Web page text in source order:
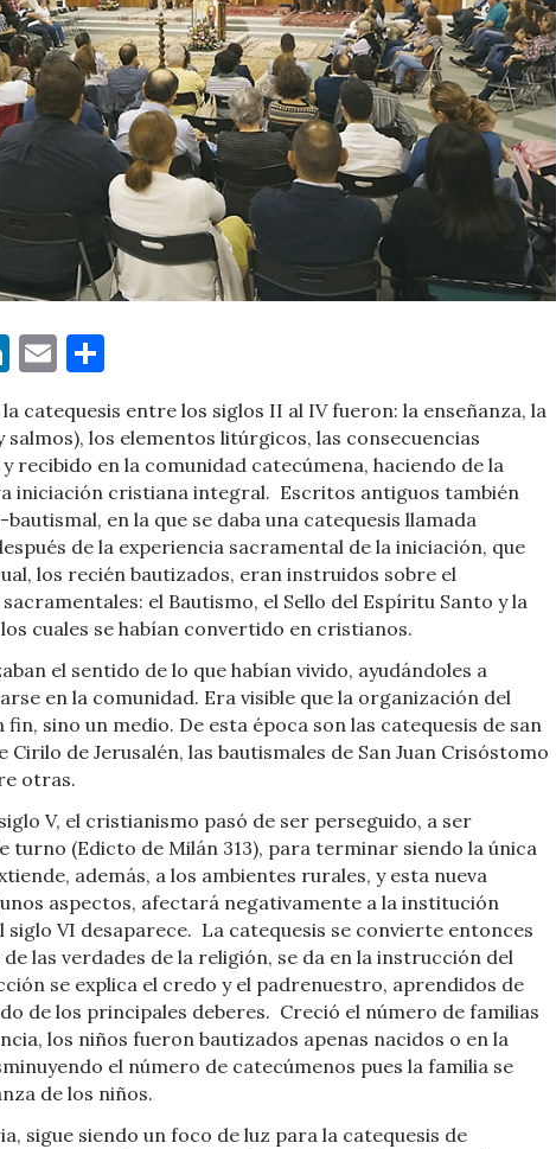
LinkedIn
Email
catequesis entre los siglos II al IV fueron: la enseñanza, la
los elementos litúrgicos, las consecuencias
recibido en la comunidad catecúmena, haciendo de la
iniciación cristiana integral. Escritos antiguos también
en la que se daba una catequesis llamada
de la experiencia sacramental de la iniciación, que
los recién bautizados, eran instruidos sobre el
el Bautismo, el Sello del Espíritu Santo y la
cuales se habían convertido en cristianos.
el sentido de lo que habían vivido, ayudándoles a
en la comunidad. Era visible que la organización del
sino un medio. De esta época son las catequesis de san
Cirilo de Jerusalén, las bautismales de San Juan Crisóstomo
otras.
V, el cristianismo pasó de ser perseguido, a ser
turno (Edicto de Milán 313), para terminar siendo la única
además, a los ambientes rurales, y esta nueva
aspectos, afectará negativamente a la institución
siglo VI desaparece. La catequesis se convierte entonces
las verdades de la religión, se da en la instrucción del
se explica el credo y el padrenuestro, aprendidos de
de los principales deberes. Creció el número de familias
los niños fueron bautizados apenas nacidos o en la
el número de catecúmenos pues la familia se
de los niños.
sigue siendo un foco de luz para la catequesis de